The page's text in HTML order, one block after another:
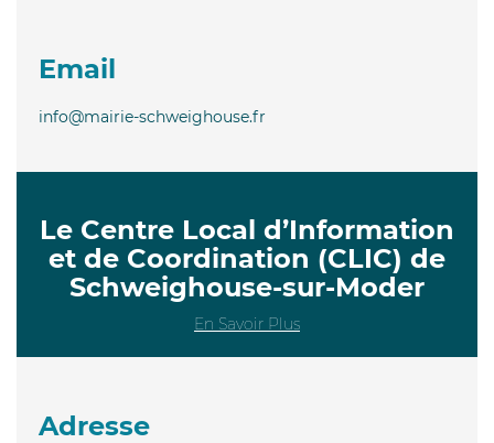
Email
info@mairie-schweighouse.fr
Le Centre Local d’Information
et de Coordination (CLIC) de
Schweighouse-sur-Moder
En Savoir Plus
Adresse